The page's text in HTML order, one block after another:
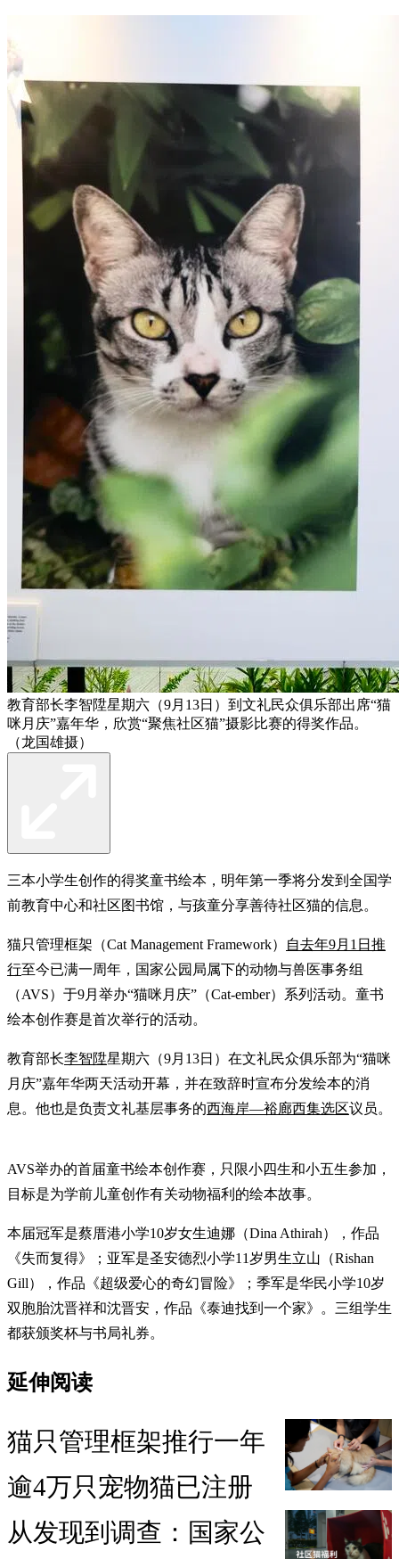
教育部长李智陞星期六（9月13日）到文礼民众俱乐部出席“猫
咪月庆”嘉年华，欣赏“聚焦社区猫”摄影比赛的得奖作品。
（龙国雄摄）
三本小学生创作的得奖童书绘本，明年第一季将分发到全国学
前教育中心和社区图书馆，与孩童分享善待社区猫的信息。
猫只管理框架（Cat Management Framework）
自去年9月1日推
行至今已满一周年，国家公园局属下的动物与兽医事务组
（AVS）于9月举办“猫咪月庆”（Cat-ember）系列活动。童书
绘本创作赛是首次举行的活动。
教育部长李智陞星期六（9月13日）在文礼民众俱乐部为“猫咪
月庆”嘉年华两天活动开幕，并在致辞时宣布分发绘本的消
息。他也是负责文礼基层事务的西海岸—裕廊西集选区议员。
AVS举办的首届童书绘本创作赛，只限小四生和小五生参加，
目标是为学前儿童创作有关动物福利的绘本故事。
本届冠军是蔡厝港小学10岁女生迪娜（Dina Athirah），作品
《失而复得》；亚军是圣安德烈小学11岁男生立山（Rishan
Gill），作品《超级爱心的奇幻冒险》；季军是华民小学10岁
双胞胎沈晋祥和沈晋安，作品《泰迪找到一个家》。三组学生
都获颁奖杯与书局礼券。
延伸阅读
猫只管理框架推行一年
逾4万只宠物猫已注册
从发现到调查：国家公